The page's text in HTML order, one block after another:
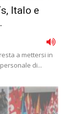
Italo e
a mettersi in
di...